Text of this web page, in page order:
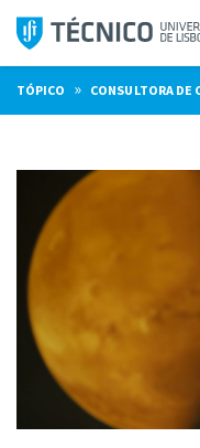
Saltar
para
o
conteúdo
TÓPICO » CONSULTORA DE